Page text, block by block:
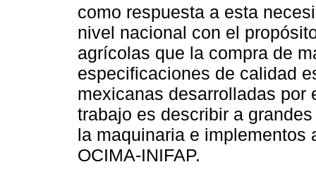
como respuesta a esta
nivel nacional con el
agrícolas que la compra de
especificaciones de calidad
mexicanas desarrolladas por
trabajo es describir a
la maquinaria e implementos
OCIMA-INIFAP.